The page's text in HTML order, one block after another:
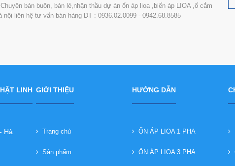
bán buôn, bán lẻ,nhận thầu dự án ổn áp lioa ,biến áp LIOA ,ổ cắm
nội liên hệ tư vấn bán hàng ĐT : 0936.02.0099 - 0942.68.8585
LINH
Hà
GIỚI THIỆU
Trang chủ
Sản phẩm
HƯỚNG DẪN
ỔN ÁP LIOA 1 PHA
ỔN ÁP LIOA 3 PHA